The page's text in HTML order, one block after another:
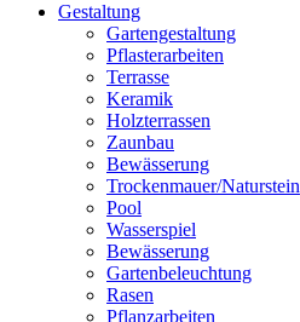
Gestaltung
Gartengestaltung
Pflasterarbeiten
Terrasse
Keramik
Holzterrassen
Zaunbau
Bewässerung
Trockenmauer/Naturstein
Pool
Wasserspiel
Bewässerung
Gartenbeleuchtung
Rasen
Pflanzarbeiten